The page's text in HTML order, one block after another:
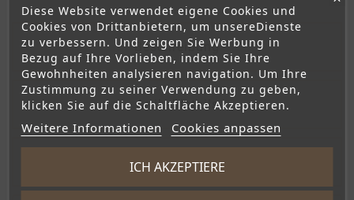
Beschreibung
Artikeldetails
Recensies
Diese Website verwendet eigene Cookies und
Cookies von Drittanbietern, um unsereDienste
zu verbessern. Und zeigen Sie Werbung in
Bezug auf Ihre Vorlieben, indem Sie Ihre
Gewohnheiten analysieren navigation. Um Ihre
Zustimmung zu seiner Verwendung zu geben,
klicken Sie auf die Schaltfläche Akzeptieren.
Weitere Informationen Cookies anpassen
ICH AKZEPTIERE